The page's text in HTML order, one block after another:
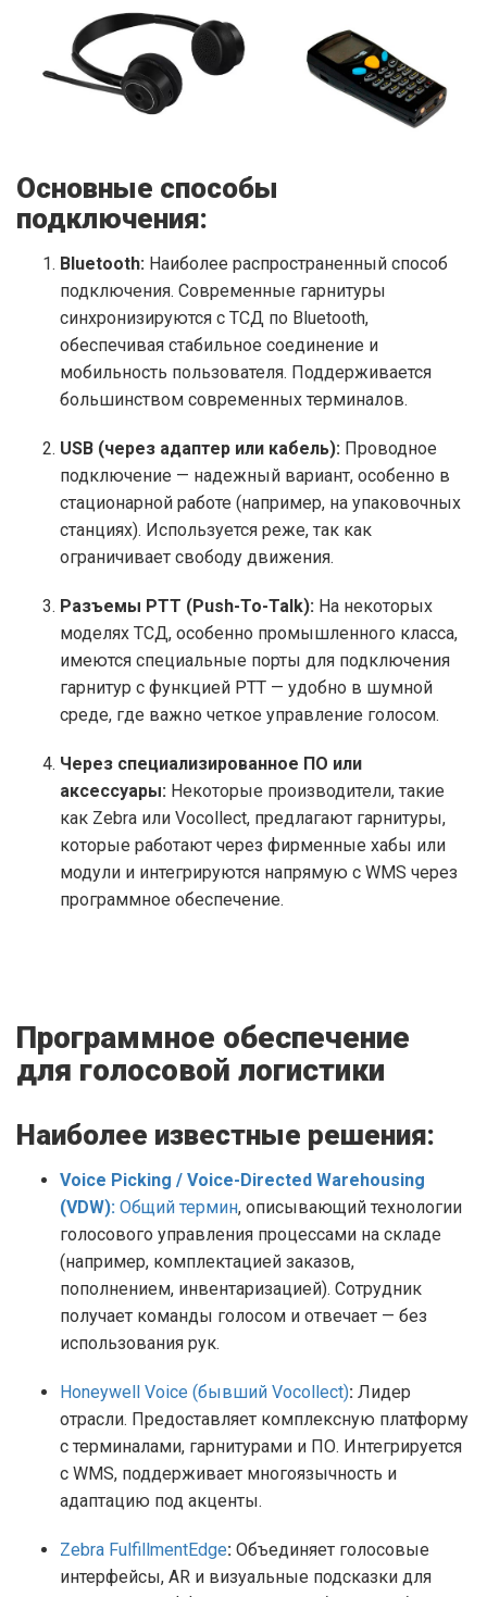
Основные способы
подключения:
Bluetooth: Наиболее распространенный способ
подключения. Современные гарнитуры
синхронизируются с ТСД по Bluetooth,
обеспечивая стабильное соединение и
мобильность пользователя. Поддерживается
большинством современных терминалов.
USB (через адаптер или кабель): Проводное
подключение — надежный вариант, особенно в
стационарной работе (например, на упаковочных
станциях). Используется реже, так как
ограничивает свободу движения.
Разъемы PTT (Push-To-Talk): На некоторых
моделях ТСД, особенно промышленного класса,
имеются специальные порты для подключения
гарнитур с функцией PTT — удобно в шумной
среде, где важно четкое управление голосом.
Через специализированное ПО или
аксессуары: Некоторые производители, такие
как Zebra или Vocollect, предлагают гарнитуры,
которые работают через фирменные хабы или
модули и интегрируются напрямую с WMS через
программное обеспечение.
Программное обеспечение
для голосовой логистики
Наиболее известные решения:
Voice Picking / Voice-Directed Warehousing
(VDW): Общий термин, описывающий технологии
голосового управления процессами на складе
(например, комплектацией заказов,
пополнением, инвентаризацией). Сотрудник
получает команды голосом и отвечает — без
использования рук.
Honeywell Voice (бывший Vocollect): Лидер
отрасли. Предоставляет комплексную платформу
с терминалами, гарнитурами и ПО. Интегрируется
с WMS, поддерживает многоязычность и
адаптацию под акценты.
Zebra FulfillmentEdge: Объединяет голосовые
интерфейсы, AR и визуальные подсказки для